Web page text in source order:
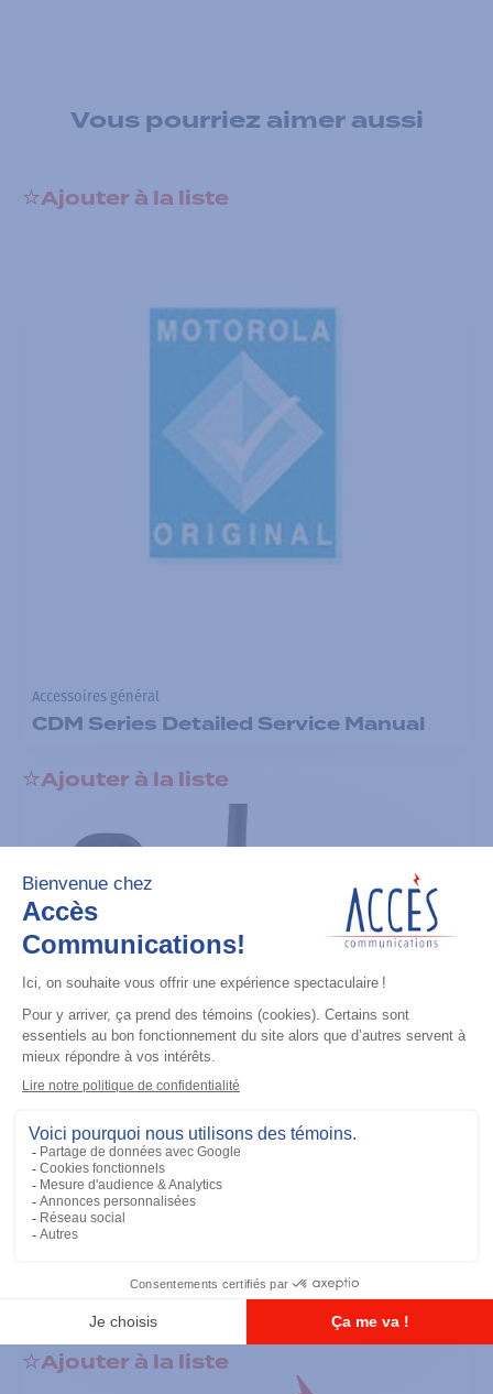
Vous pourriez aimer aussi
Ajouter à la liste
Accessoires général
CDM Series Detailed Service Manual
Ajouter à la liste
Accessoires général
RS-232 Programming Cable
Ajouter à la liste